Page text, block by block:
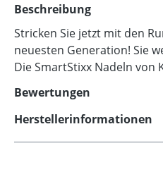
Beschreibung
Stricken Sie jetzt mit den
neuesten Generation! Sie
Die SmartStixx Nadeln von
Bewertungen
Herstellerinformationen